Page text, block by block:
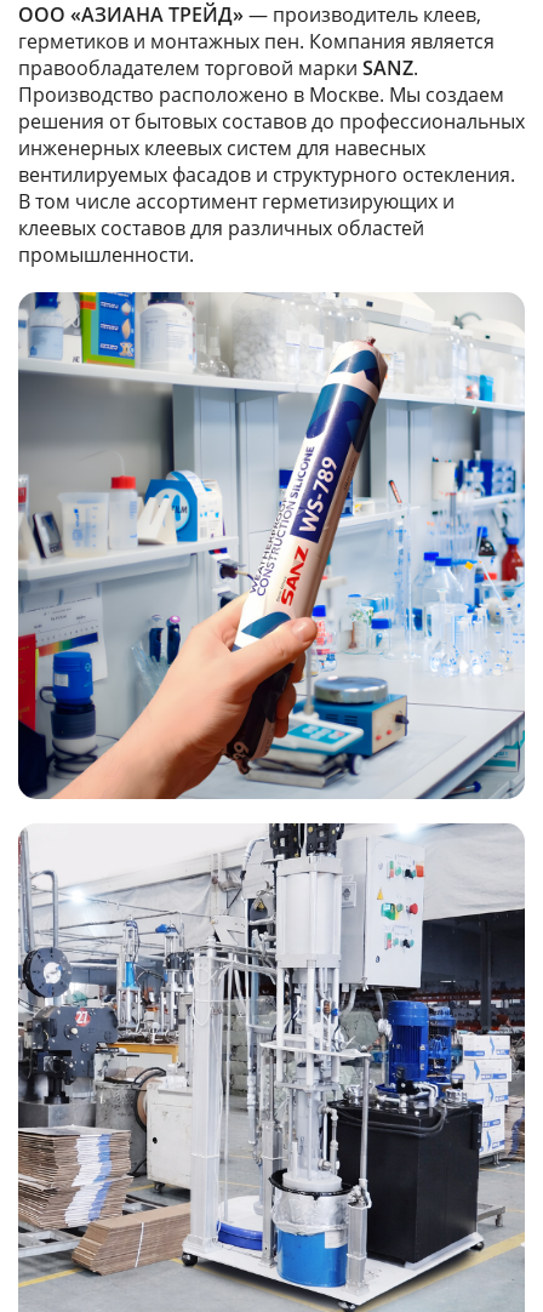
ООО «АЗИАНА ТРЕЙД»— производитель клеев,
герметиков и монтажных пен. Компания является
правообладателем торговой марки SANZ.
Производство расположено в Москве. Мы создаем
решения от бытовых составов до профессиональных
инженерных клеевых систем для навесных
вентилируемых фасадов и структурного остекления.
В том числе ассортимент герметизирующих и
клеевых составов для различных областей
промышленности.